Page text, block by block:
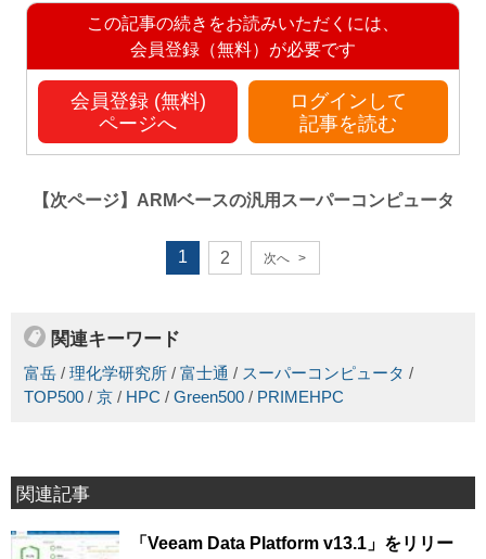
この記事の続きをお読みいただくには、
会員登録（無料）が必要です
会員登録 (無料)
ページへ
ログインして
記事を読む
【次ページ】 ARMベースの汎用スーパーコンピュータ
1 2 次へ >
関連キーワード
富岳 / 理化学研究所 / 富士通 / スーパーコンピュータ /
TOP500 / 京 / HPC / Green500 / PRIMEHPC
関連記事
「Veeam Data Platform v13.1」をリリー